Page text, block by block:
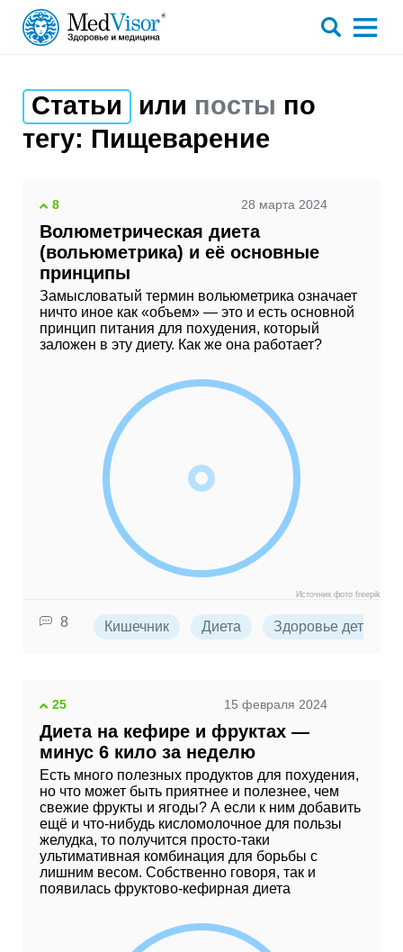
Статьи или посты по
тегу: Пищеварение
8 28 марта 2024
Волюметрическая диета
(вольюметрика) и её основные
принципы
Замысловатый термин вольюметрика означает
ничто иное как «объем» — это и есть основной
принцип питания для похудения, который
заложен в эту диету. Как же она работает?
Источник фото freepik
8 Кишечник Диета Здоровье детей
25 15 февраля 2024
Диета на кефире и фруктах —
минус 6 кило за неделю
Есть много полезных продуктов для похудения,
но что может быть приятнее и полезнее, чем
свежие фрукты и ягоды? А если к ним добавить
ещё и что-нибудь кисломолочное для пользы
желудка, то получится просто-таки
ультимативная комбинация для борьбы с
лишним весом. Собственно говоря, так и
появилась фруктово-кефирная диета